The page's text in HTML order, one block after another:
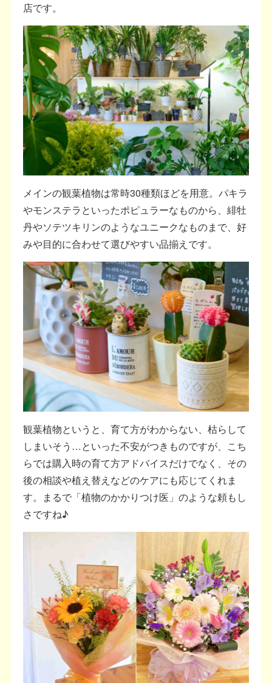
店です。
メインの観葉植物は常時30種類ほどを用意。パキラ
やモンステラといったポピュラーなものから、緋牡
丹やソテツキリンのようなユニークなものまで、好
みや目的に合わせて選びやすい品揃えです。
観葉植物というと、育て方がわからない、枯らして
しまいそう…といった不安がつきものですが、こち
らでは購入時の育て方アドバイスだけでなく、その
後の相談や植え替えなどのケアにも応じてくれま
す。まるで「植物のかかりつけ医」のような頼もし
さですね♪